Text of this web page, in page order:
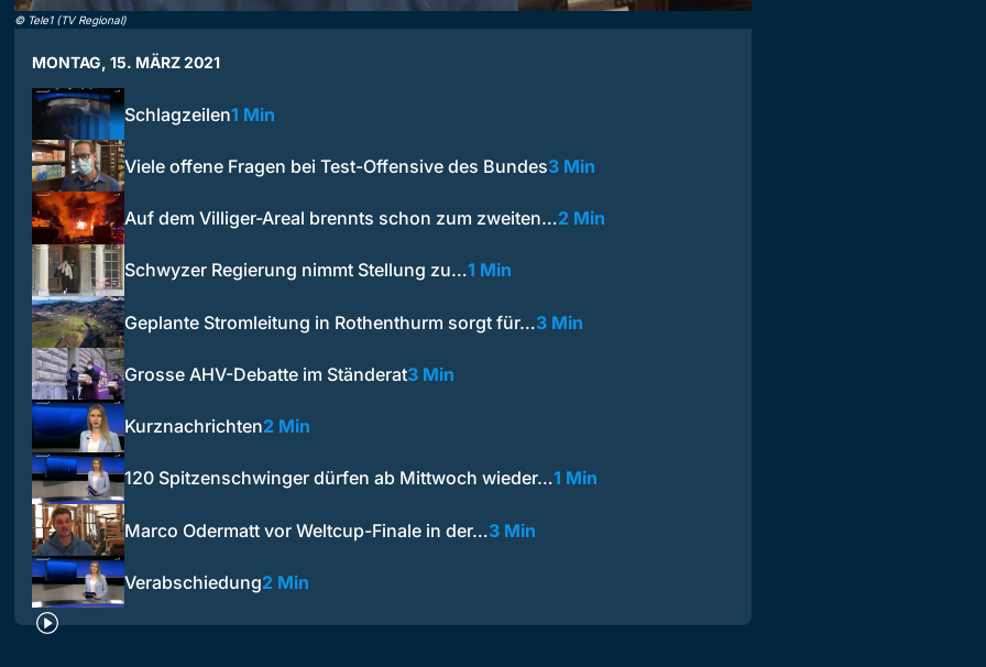
© Tele1 (TV Regional)
MONTAG, 15. MÄRZ 2021
Schlagzeilen1 Min
Viele offene Fragen bei Test-Offensive des Bundes3 Min
Auf dem Villiger-Areal brennts schon zum zweiten…2 Min
Schwyzer Regierung nimmt Stellung zu…1 Min
Geplante Stromleitung in Rothenthurm sorgt für…3 Min
Grosse AHV-Debatte im Ständerat3 Min
Kurznachrichten2 Min
120 Spitzenschwinger dürfen ab Mittwoch wieder…1 Min
Marco Odermatt vor Weltcup-Finale in der…3 Min
Verabschiedung2 Min